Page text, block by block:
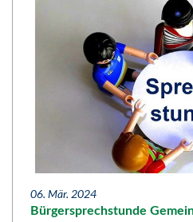
06. Mär. 2024
Bürgersprechstunde